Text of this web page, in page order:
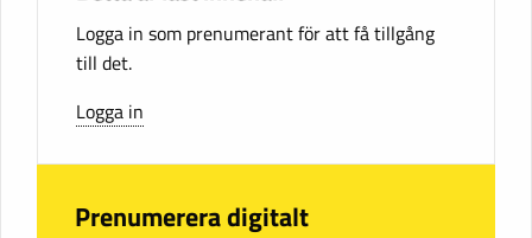
Logga in som prenumerant för att få tillgång
till det.
Logga in
Prenumerera digitalt